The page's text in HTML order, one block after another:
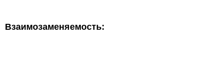
Взаимозаменяемость: